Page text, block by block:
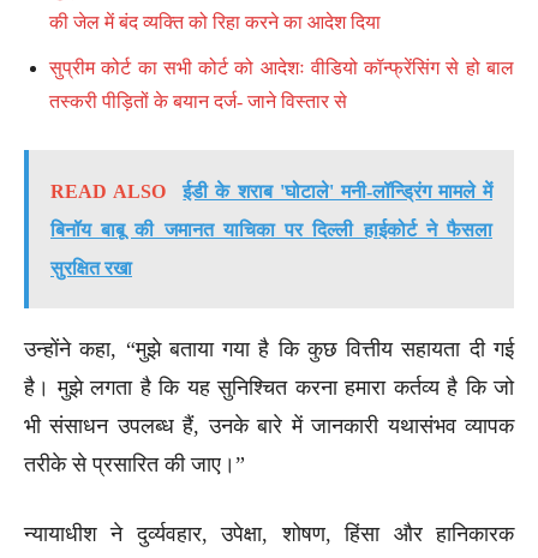
की जेल में बंद व्यक्ति को रिहा करने का आदेश दिया
सुप्रीम कोर्ट का सभी कोर्ट को आदेशः वीडियो कॉन्फ्रेंसिंग से हो बाल
तस्करी पीड़ितों के बयान दर्ज- जाने विस्तार से
READ ALSO
ईडी के शराब 'घोटाले' मनी-लॉन्ड्रिंग मामले में
बिनॉय बाबू की जमानत याचिका पर दिल्ली हाईकोर्ट ने फैसला
सुरक्षित रखा
उन्होंने कहा, “मुझे बताया गया है कि कुछ वित्तीय सहायता दी गई
है। मुझे लगता है कि यह सुनिश्चित करना हमारा कर्तव्य है कि जो
भी संसाधन उपलब्ध हैं, उनके बारे में जानकारी यथासंभव व्यापक
तरीके से प्रसारित की जाए।”
न्यायाधीश ने दुर्व्यवहार, उपेक्षा, शोषण, हिंसा और हानिकारक